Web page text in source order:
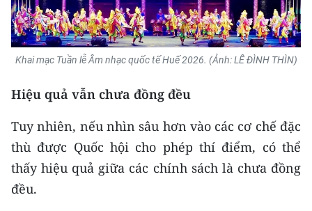
TIN MỚI
TIN ĐỊA PHƯƠNG
Trung du và miền núi phía Bắc
Đồng bằng sông Hồng
Bắc Trung Bộ
Duyên hải Nam Trung Bộ và Tây
Khai mạc Tuần lễ Âm nhạc quốc tế Huế 2026. (Ảnh: LÊ ĐÌNH THÌN)
Hiệu quả vẫn chưa đồng đều
Tuy nhiên, nếu nhìn sâu hơn vào các cơ chế đặc
thù được Quốc hội cho phép thí điểm, có thể
thấy hiệu quả giữa các chính sách là chưa đồng
đều.